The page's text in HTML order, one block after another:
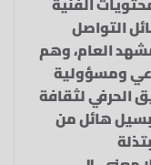
التواصل
العام، وهم
ومسؤولية
الحرفي لثقافة
بسيل هائل من